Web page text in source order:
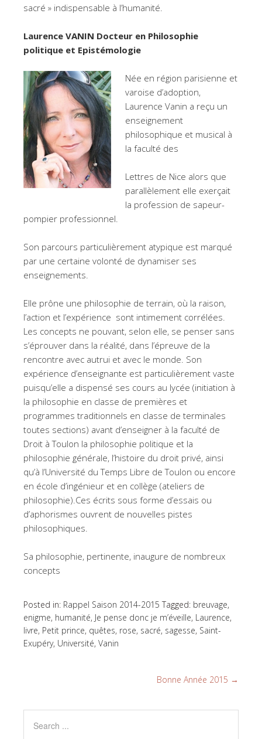
sacré » indispensable à l’humanité.
Laurence VANIN Docteur en Philosophie
politique et Epistémologie
Née en région parisienne et
varoise d’adoption,
Laurence Vanin a reçu un
enseignement
philosophique et musical à
la faculté des
Lettres de Nice alors que
parallèlement elle exerçait
la profession de sapeur-
pompier professionnel.
Son parcours particulièrement atypique est marqué
par une certaine volonté de dynamiser ses
enseignements.
Elle prône une philosophie de terrain, où la raison,
l’action et l’expérience sont intimement corrélées.
Les concepts ne pouvant, selon elle, se penser sans
s’éprouver dans la réalité, dans l’épreuve de la
rencontre avec autrui et avec le monde. Son
expérience d’enseignante est particulièrement vaste
puisqu’elle a dispensé ses cours au lycée (initiation à
la philosophie en classe de premières et
programmes traditionnels en classe de terminales
toutes sections) avant d’enseigner à la faculté de
Droit à Toulon la philosophie politique et la
philosophie générale, l’histoire du droit privé, ainsi
qu’à l’Université du Temps Libre de Toulon ou encore
en école d’ingénieur et en collège (ateliers de
philosophie).Ces écrits sous forme d’essais ou
d’aphorismes ouvrent de nouvelles pistes
philosophiques.
Sa philosophie, pertinente, inaugure de nombreux
concepts
Posted in: Rappel Saison 2014-2015 Tagged: breuvage,
enigme, humanité, Je pense donc je m’éveille, Laurence,
livre, Petit prince, quêtes, rose, sacré, sagesse, Saint-
Exupéry, Université, Vanin
Bonne Année 2015 →